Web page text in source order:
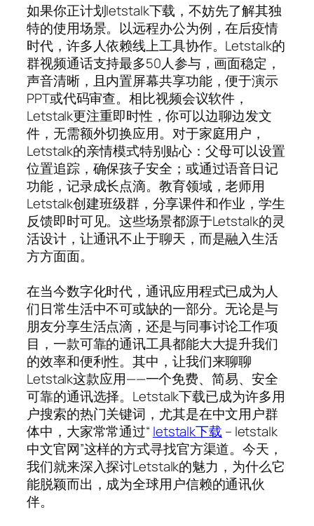
如果你正计划letstalk下载，不妨先了解其独
特的使用场景。以远程办公为例，在后疫情
时代，许多人依赖线上工具协作。Letstalk的
群视频通话支持最多50人参与，画面稳定，
声音清晰，且内置屏幕共享功能，便于演示
PPT或代码审查。相比视频会议软件，
Letstalk更注重即时性，你可以边聊边发文
件，无需额外切换应用。对于家庭用户，
Letstalk的亲情模式特别贴心：父母可以设置
位置追踪，确保孩子安全；或通过语音日记
功能，记录成长点滴。教育领域，老师用
Letstalk创建班级群，分享课件和作业，学生
反馈即时可见。这些场景都源于Letstalk的灵
活设计，让通讯不止于聊天，而是融入生活
方方面面。
在当今数字化时代，通讯应用程式已成为人
们日常生活中不可或缺的一部分。无论是与
朋友分享生活点滴，还是与同事讨论工作项
目，一款可靠的通讯工具都能大大提升我们
的效率和便利性。其中，让我们来聊聊
Letstalk这款应用——一个免费、简易、安全
可靠的通讯选择。Letstalk下载已成为许多用
户搜索的热门关键词，尤其是在中文用户群
体中，大家常常通过“ letstalk下载 – letstalk
中文官网”这样的方式寻找官方渠道。今天，
我们就来深入探讨Letstalk的魅力，为什么它
能脱颖而出，成为全球用户信赖的通讯伙
伴。